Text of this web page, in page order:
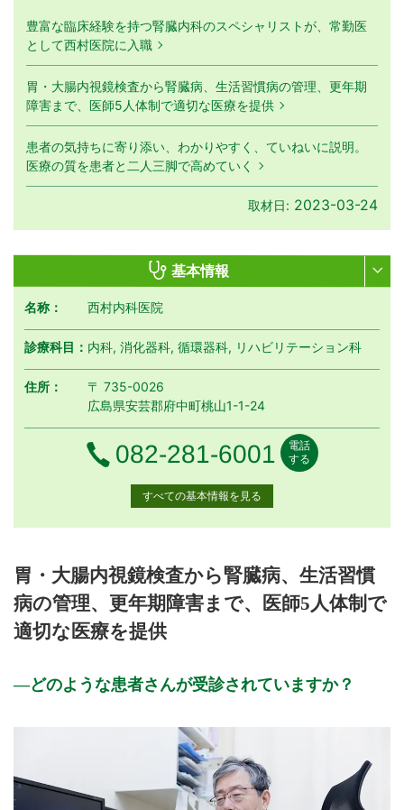
豊富な臨床経験を持つ腎臓内科のスペシャリストが、常勤医
として西村医院に入職
胃・大腸内視鏡検査から腎臓病、生活習慣病の管理、更年期
障害まで、医師5人体制で適切な医療を提供
患者の気持ちに寄り添い、わかりやすく、ていねいに説明。
医療の質を患者と二人三脚で高めていく
取材日: 2023-03-24
基本情報
名称： 西村内科医院
診療科目： 内科, 消化器科, 循環器科, リハビリテーション科
住所：
〒 735-0026
広島県安芸郡府中町桃山1-1-24
電話番号
082-281-6001
電話
する
すべての基本情報を見る
8:30 ～ 12:30
● ● ● ● ●
●
15:00 ～ 18:30
● ● ● ● ●
月曜・金曜・土曜日：西村院長・濵口医師・佐久間医師
木曜午前：西村院長・濵口医師・西村真帆医師
※土曜日の診療は、 午前8:30～13:00 午後14:30～16:00
までとなります。
※：西村院長は第４週目の土曜日とその前日が休診となりま
胃・大腸内視鏡検査から腎臓病、生活習慣
病の管理、更年期障害まで、医師5人体制で
適切な医療を提供
どのような患者さんが受診されていますか？